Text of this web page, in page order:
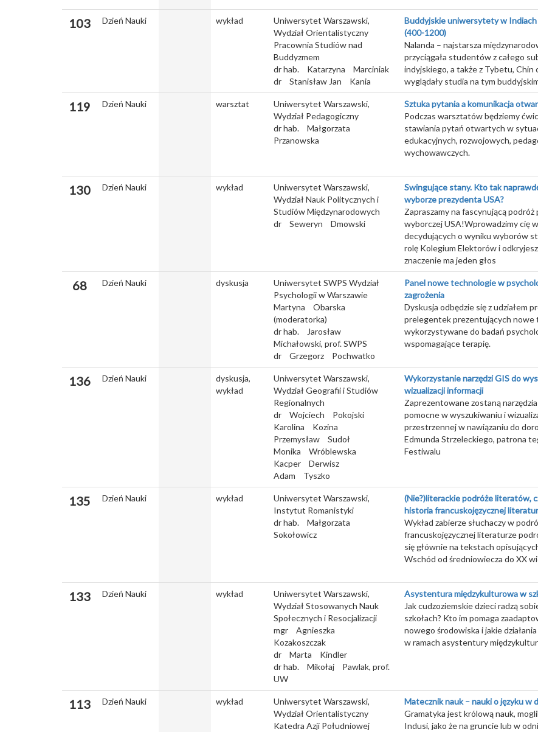
103 Dzień Nauki wykład
Uniwersytet Warszawski,
Wydział Orientalistyczny
Pracownia Studiów nad
Buddyzmem
dr hab.
Katarzyna
Marciniak
dr
Stanisław Jan Kania
Buddyjskie uniwersytety w Indiach
(400-1200)
Nalanda – najstarsza
przyciągała studentów z całego
indyjskiego, a także z Tybetu, Chin
wyglądały studia na tym
119 Dzień Nauki warsztat
Uniwersytet Warszawski,
Wydział Pedagogiczny
dr hab.
Małgorzata
Przanowska
Sztuka pytania a komunikacja
Podczas warsztatów będziemy
stawiania pytań otwartych w
edukacyjnych, rozwojowych,
wychowawczych.
130 Dzień Nauki wykład
Uniwersytet Warszawski,
Wydział Nauk Politycznych i
Studiów Międzynarodowych
dr
Seweryn Dmowski
Swingujące stany. Kto tak
wyborze prezydenta USA?
Zapraszamy na fascynującą podróż
wyborczej USA!Wprowadzimy cię
decydujących o wyniku wyborów
rolę Kolegium Elektorów i
znaczenie ma jeden głos
68 Dzień Nauki dyskusja
Uniwersytet SWPS Wydział
Psychologii w Warszawie
Martyna
Obarska
(moderatorka)
dr hab.
Jarosław
Michałowski, prof. SWPS
dr
Grzegorz Pochwatko
Panel nowe technologie w
zagrożenia
Dyskusja odbędzie się z udziałem
prelegentek prezentujących nowe
wykorzystywane do badań
wspomagające terapię.
136 Dzień Nauki
dyskusja,
wykład
Uniwersytet Warszawski,
Wydział Geografii i Studiów
Regionalnych
dr
Wojciech
Pokojski
Karolina
Kozina
Przemysław
Sudoł
Monika
Wróblewska
Kacper
Derwisz
Adam
Tyszko
Wykorzystanie narzędzi GIS do
wizualizacji informacji
Zaprezentowane zostaną
pomocne w wyszukiwaniu i
przestrzennej w nawiązaniu do
Edmunda Strzeleckiego, patrona
Festiwalu
135 Dzień Nauki wykład
Uniwersytet Warszawski,
Instytut Romanistyki
dr hab.
Małgorzata
Sokołowicz
(Nie?)literackie podróże literatów,
historia francuskojęzycznej
Wykład zabierze słuchaczy w
francuskojęzycznej literaturze
się głównie na tekstach
Wschód od średniowiecza do XX
133 Dzień Nauki wykład
Uniwersytet Warszawski,
Wydział Stosowanych Nauk
Społecznych i Resocjalizacji
mgr
Agnieszka
Kozakoszczak
dr
Marta
Kindler
dr hab.
Mikołaj
Pawlak, prof.
UW
Asystentura międzykulturowa w
Jak cudzoziemskie dzieci radzą
szkołach? Kto im pomaga
nowego środowiska i jakie
w ramach asystentury
113 Dzień Nauki wykład
Uniwersytet Warszawski,
Wydział Orientalistyczny
Katedra Azji Południowej
Matecznik nauk – nauki o języku w
Gramatyka jest królową nauk,
Indusi, jako że na gruncie lub w